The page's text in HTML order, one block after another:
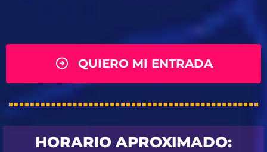
QUIERO MI ENTRADA
HORARIO APROXIMADO: